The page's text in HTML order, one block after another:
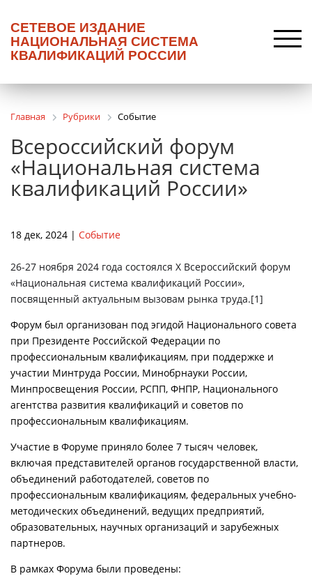
СЕТЕВОЕ ИЗДАНИЕ
НАЦИОНАЛЬНАЯ СИСТЕМА
КВАЛИФИКАЦИЙ РОССИИ
Главная Рубрики Событие
Всероссийский форум
«Национальная система
квалификаций России»
18 дек, 2024 | Событие
26-27 ноября 2024 года состоялся X Всероссийский форум
«Национальная система квалификаций России»,
посвященный актуальным вызовам рынка труда.[1]
Форум был организован под эгидой Национального совета
при Президенте Российской Федерации по
профессиональным квалификациям, при поддержке и
участии Минтруда России, Минобрнауки России,
Минпросвещения России, РСПП, ФНПР, Национального
агентства развития квалификаций и советов по
профессиональным квалификациям.
Участие в Форуме приняло более 7 тысяч человек,
включая представителей органов государственной власти,
объединений работодателей, советов по
профессиональным квалификациям, федеральных учебно-
методических объединений, ведущих предприятий,
образовательных, научных организаций и зарубежных
партнеров.
В рамках Форума были проведены: